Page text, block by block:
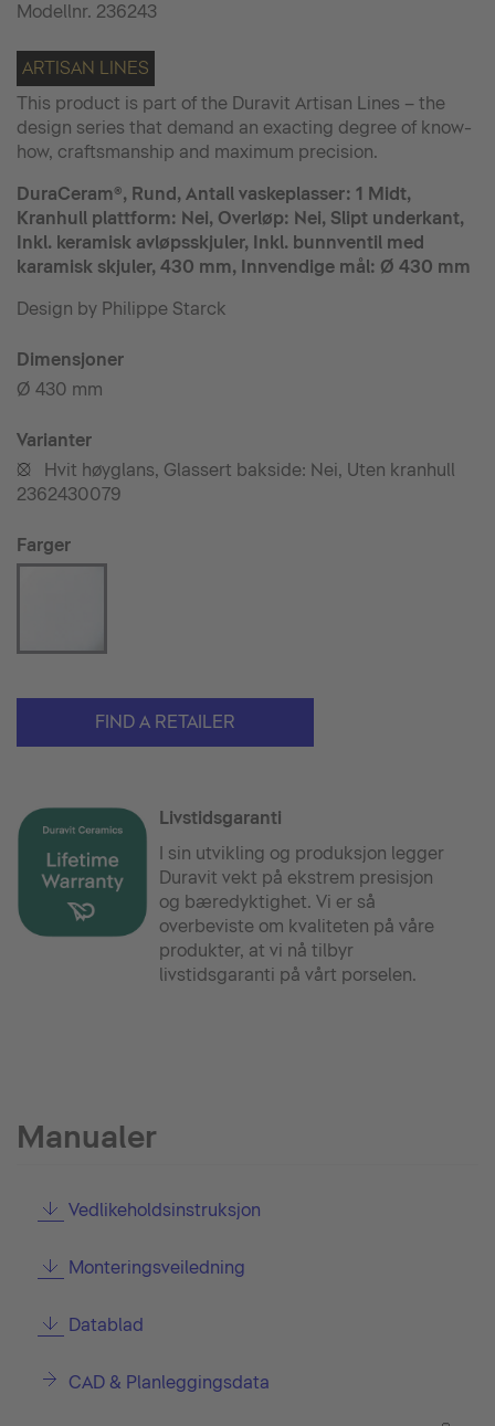
Modellnr. 236243
ARTISAN LINES
This product is part of the Duravit Artisan Lines – the
design series that demand an exacting degree of know-
how, craftsmanship and maximum precision.
DuraCeram®, Rund, Antall vaskeplasser: 1 Midt,
Kranhull plattform: Nei, Overløp: Nei, Slipt underkant,
Inkl. keramisk avløpsskjuler, Inkl. bunnventil med
karamisk skjuler, 430 mm, Innvendige mål: Ø 430 mm
Design by Philippe Starck
Dimensjoner
Ø 430 mm
Varianter
•
Hvit høyglans, Glassert bakside: Nei, Uten kranhull
2362430079
Farger
FIND A RETAILER
Livstidsgaranti
I sin utvikling og produksjon legger
Duravit vekt på ekstrem presisjon
og bæredyktighet. Vi er så
overbeviste om kvaliteten på våre
produkter, at vi nå tilbyr
livstidsgaranti på vårt porselen.
Manualer
Vedlikeholdsinstruksjon
Monteringsveiledning
Datablad
CAD & Planleggingsdata